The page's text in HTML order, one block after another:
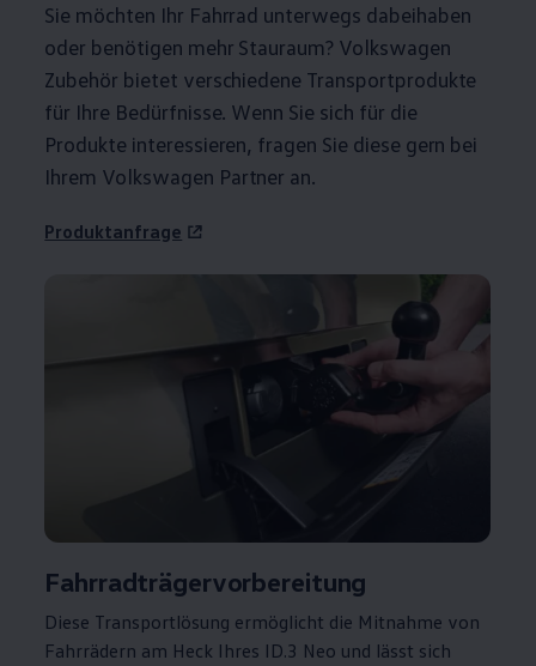
Sie möchten Ihr Fahrrad unterwegs dabeihaben
oder benötigen mehr Stauraum? Volkswagen
Zubehör bietet verschiedene Transportprodukte
für Ihre Bedürfnisse. Wenn Sie sich für die
Produkte interessieren, fragen Sie diese gern bei
Ihrem Volkswagen Partner an.
Produktanfrage
Fahrradträgervorbereitung
Diese Transportlösung ermöglicht die Mitnahme von
Fahrrädern am Heck Ihres ID.3 Neo und lässt sich